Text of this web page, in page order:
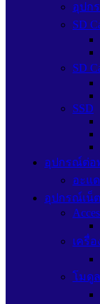
อุปก
SD
SD
SSD
อุปกรณ์ต่อ
อะแ
อุปกรณ์เน็ต
เครื่อ
โมดู